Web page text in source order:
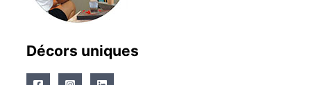
Décors uniques